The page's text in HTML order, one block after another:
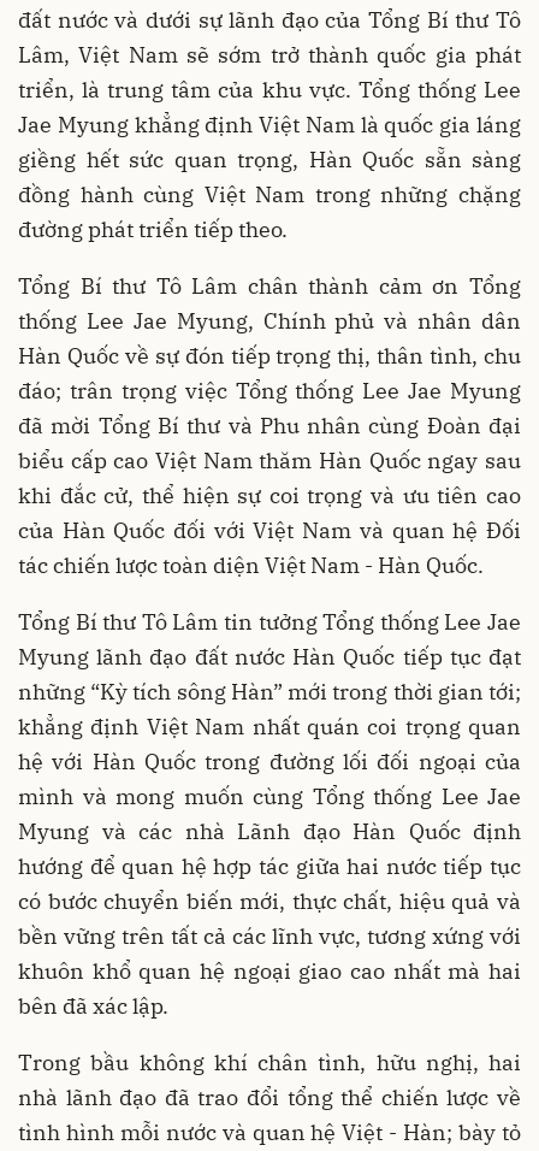
đất nước và dưới sự lãnh đạo của Tổng Bí thư Tô
Lâm, Việt Nam sẽ sớm trở thành quốc gia phát
triển, là trung tâm của khu vực. Tổng thống Lee
Jae Myung khẳng định Việt Nam là quốc gia láng
giềng hết sức quan trọng, Hàn Quốc sẵn sàng
đồng hành cùng Việt Nam trong những chặng
đường phát triển tiếp theo.
Tổng Bí thư Tô Lâm chân thành cảm ơn Tổng
thống Lee Jae Myung, Chính phủ và nhân dân
Hàn Quốc về sự đón tiếp trọng thị, thân tình, chu
đáo; trân trọng việc Tổng thống Lee Jae Myung
đã mời Tổng Bí thư và Phu nhân cùng Đoàn đại
biểu cấp cao Việt Nam thăm Hàn Quốc ngay sau
khi đắc cử, thể hiện sự coi trọng và ưu tiên cao
của Hàn Quốc đối với Việt Nam và quan hệ Đối
tác chiến lược toàn diện Việt Nam - Hàn Quốc.
Tổng Bí thư Tô Lâm tin tưởng Tổng thống Lee Jae
Myung lãnh đạo đất nước Hàn Quốc tiếp tục đạt
những “Kỳ tích sông Hàn” mới trong thời gian tới;
khẳng định Việt Nam nhất quán coi trọng quan
hệ với Hàn Quốc trong đường lối đối ngoại của
mình và mong muốn cùng Tổng thống Lee Jae
Myung và các nhà Lãnh đạo Hàn Quốc định
hướng để quan hệ hợp tác giữa hai nước tiếp tục
có bước chuyển biến mới, thực chất, hiệu quả và
bền vững trên tất cả các lĩnh vực, tương xứng với
khuôn khổ quan hệ ngoại giao cao nhất mà hai
bên đã xác lập.
Trong bầu không khí chân tình, hữu nghị, hai
nhà lãnh đạo đã trao đổi tổng thể chiến lược về
tình hình mỗi nước và quan hệ Việt - Hàn; bày tỏ